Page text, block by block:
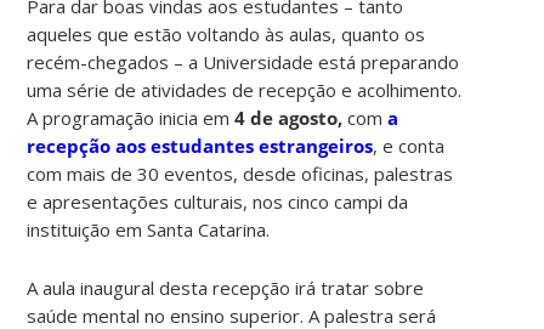
Para dar boas vindas aos estudantes – tanto
aqueles que estão voltando às aulas, quanto os
recém-chegados – a Universidade está preparando
uma série de atividades de recepção e acolhimento.
A programação inicia em4 de agosto,coma
recepção aos estudantes estrangeiros, e conta
com mais de 30 eventos, desde oficinas, palestras
e apresentações culturais, nos cinco campi da
instituição em Santa Catarina.
A aula inaugural desta recepção irá tratar sobre
saúde mental no ensino superior. A palestra será